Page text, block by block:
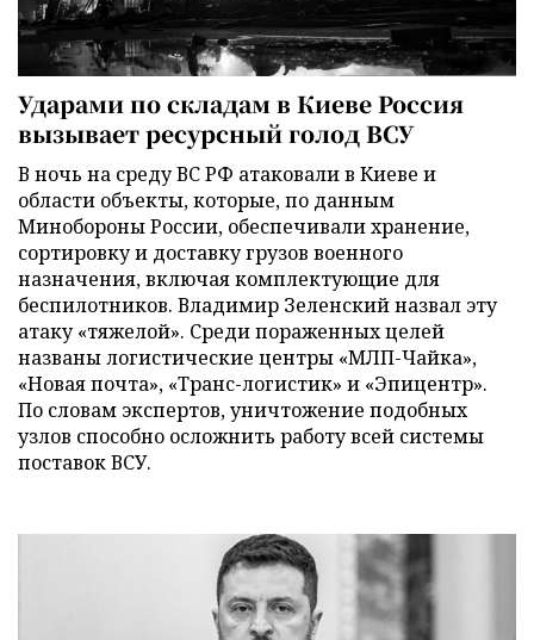
Ударами по складам в Киеве Россия
вызывает ресурсный голод ВСУ
В ночь на среду ВС РФ атаковали в Киеве и
области объекты, которые, по данным
Минобороны России, обеспечивали хранение,
сортировку и доставку грузов военного
назначения, включая комплектующие для
беспилотников. Владимир Зеленский назвал эту
атаку «тяжелой». Среди пораженных целей
названы логистические центры «МЛП-Чайка»,
«Новая почта», «Транс-логистик» и «Эпицентр».
По словам экспертов, уничтожение подобных
узлов способно осложнить работу всей системы
поставок ВСУ.